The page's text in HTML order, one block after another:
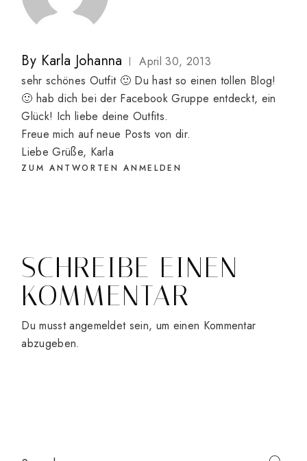
By Karla Johanna
April 30, 2013
sehr schönes Outfit 🙂 Du hast so einen tollen Blog!
🙂 hab dich bei der Facebook Gruppe entdeckt, ein
Glück! Ich liebe deine Outfits.
Freue mich auf neue Posts von dir.
Liebe Grüße, Karla
ZUM ANTWORTEN ANMELDEN
SCHREIBE EINEN
KOMMENTAR
Du musstangemeldetsein, um einen Kommentar
abzugeben.